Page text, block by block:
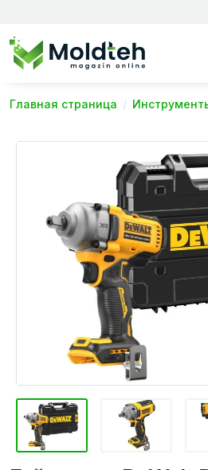
Главная страница